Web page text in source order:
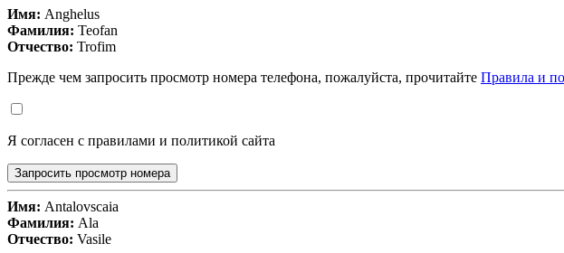
Имя: Anghelus
Фамилия: Teofan
Отчество: Trofim
Прежде чем запросить просмотр номера телефона, пожалуйста, прочитайте Правила и
Я согласен с правилами и политикой сайта
Запросить просмотр номера
Имя: Antalovscaia
Фамилия: Ala
Отчество: Vasile